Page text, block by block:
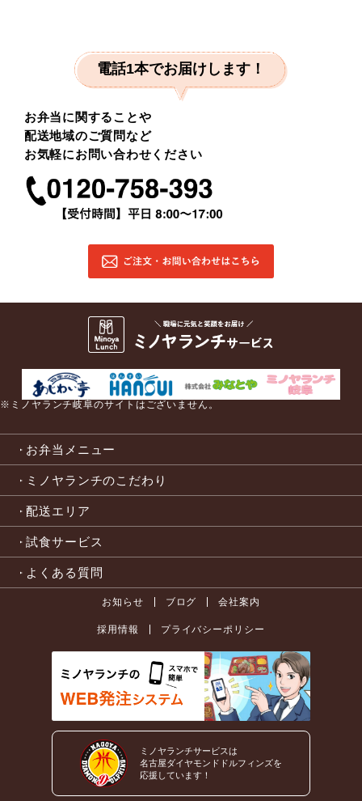
電話1本でお届けします！
お弁当に関することや
配送地域のご質問など
お気軽にお問い合わせください
※ミノヤランチ岐阜のサイトはございません。
お弁当メニュー
ミノヤランチのこだわり
配送エリア
試食サービス
よくある質問
お知らせ ブログ 会社案内
採用情報 プライバシーポリシー
ミノヤランチサービスは
名古屋ダイヤモンドドルフィンズを
応援しています！